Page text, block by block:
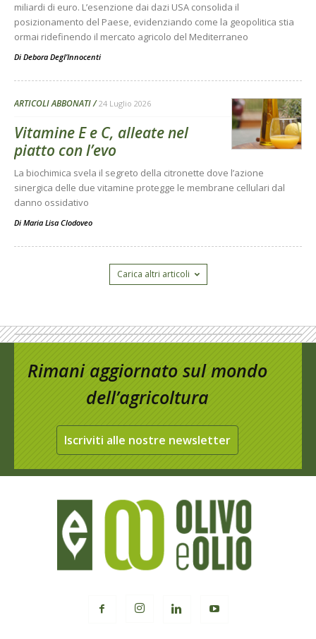
miliardi di euro. L’esenzione dai dazi USA consolida il
posizionamento del Paese, evidenziando come la geopolitica stia
ormai ridefinendo il mercato agricolo del Mediterraneo
Di Debora Degl’Innocenti
ARTICOLI ABBONATI 24 Luglio 2026
Vitamine E e C, alleate nel
piatto con l’evo
La biochimica svela il segreto della citronette dove l’azione
sinergica delle due vitamine protegge le membrane cellulari dal
danno ossidativo
Di Maria Lisa Clodoveo
Carica altri articoli
Rimani aggiornato sul mondo
dell’agricoltura
Iscriviti alle nostre newsletter